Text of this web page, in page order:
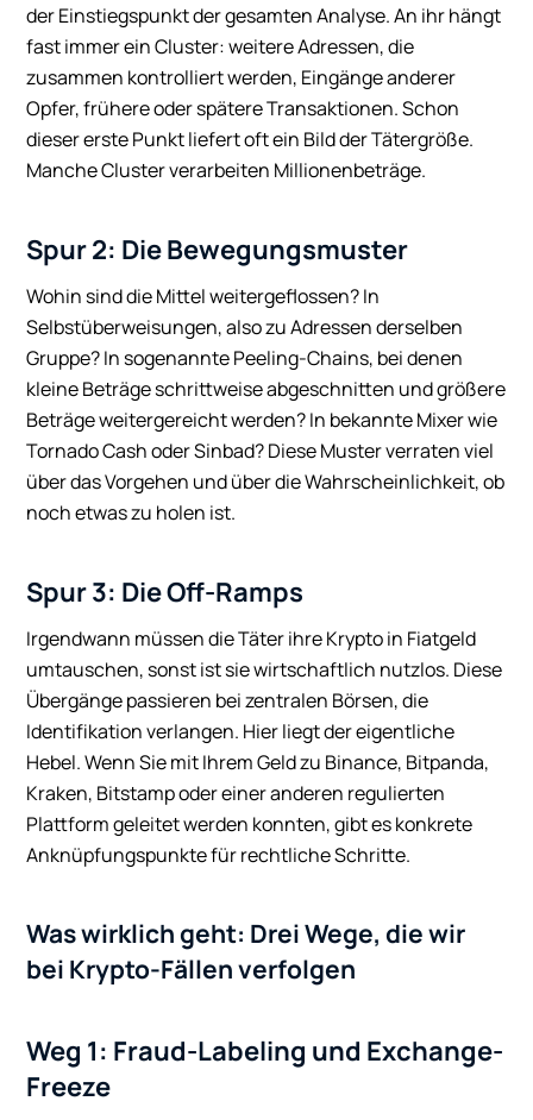
der Einstiegspunkt der gesamten Analyse. An ihr hängt
fast immer ein Cluster: weitere Adressen, die
zusammen kontrolliert werden, Eingänge anderer
Opfer, frühere oder spätere Transaktionen. Schon
dieser erste Punkt liefert oft ein Bild der Tätergröße.
Manche Cluster verarbeiten Millionenbeträge.
Spur 2: Die Bewegungsmuster
Wohin sind die Mittel weitergeflossen? In
Selbstüberweisungen, also zu Adressen derselben
Gruppe? In sogenannte Peeling-Chains, bei denen
kleine Beträge schrittweise abgeschnitten und größere
Beträge weitergereicht werden? In bekannte Mixer wie
Tornado Cash oder Sinbad? Diese Muster verraten viel
über das Vorgehen und über die Wahrscheinlichkeit, ob
noch etwas zu holen ist.
Spur 3: Die Off-Ramps
Irgendwann müssen die Täter ihre Krypto in Fiatgeld
umtauschen, sonst ist sie wirtschaftlich nutzlos. Diese
Übergänge passieren bei zentralen Börsen, die
Identifikation verlangen. Hier liegt der eigentliche
Hebel. Wenn Sie mit Ihrem Geld zu Binance, Bitpanda,
Kraken, Bitstamp oder einer anderen regulierten
Plattform geleitet werden konnten, gibt es konkrete
Anknüpfungspunkte für rechtliche Schritte.
Was wirklich geht: Drei Wege, die wir
bei Krypto-Fällen verfolgen
Weg 1: Fraud-Labeling und Exchange-
Freeze